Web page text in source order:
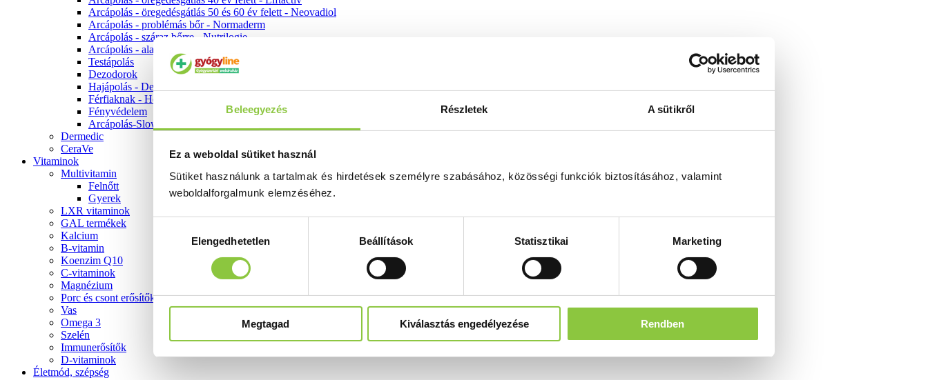
Beleegyezés Részletek A sütikről
Ez a weboldal sütiket használ
Sütiket használunk a tartalmak és hirdetések személyre szabásához, közösségi funkciók biztosításához, valamint
weboldalforgalmunk elemzéséhez.
kiválasztásaElengedhetetlen Beállítások Statisztikai Marketing
Megtagad Kiválasztás engedélyezése Rendben
Arcápolás - öregedésgátlás 50 és 60 év felett - Neovadiol
Arcápolás - problémás bőr - Normaderm
Arcápolás - száraz bőrre - Nutrilogie
Arcápolás - alapozók
Testápolás
Dezodorok
Hajápolás - Dercos
Férfiaknak - Homme
Fényvédelem
Arcápolás-Slow Age
Dermedic
CeraVe
Vitaminok
Multivitamin
Felnőtt
Gyerek
LXR vitaminok
GAL termékek
Kalcium
B-vitamin
Koenzim Q10
C-vitaminok
Magnézium
Porc és csont erősítők
Vas
Omega 3
Szelén
Immunerősítők
D-vitaminok
Életmód, szépség